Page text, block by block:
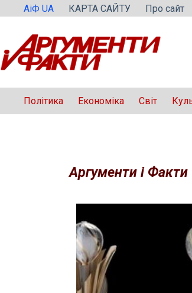
Перейти
вмісту
АіФ UA КАРТА САЙТУ Про сайт
Політика Економіка Світ
Аргументи і Факти